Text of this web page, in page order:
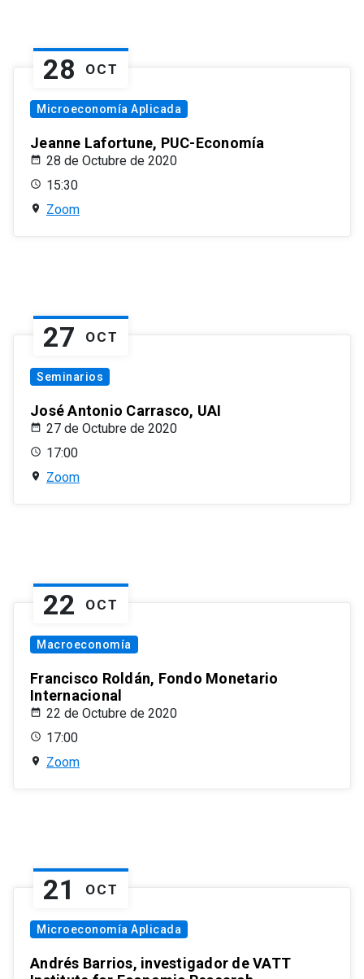
28 OCT
Microeconomía Aplicada
Jeanne Lafortune, PUC-Economía
28 de Octubre de 2020
15:30
Zoom
27 OCT
Seminarios
José Antonio Carrasco, UAI
27 de Octubre de 2020
17:00
Zoom
22 OCT
Macroeconomía
Francisco Roldán, Fondo Monetario
Internacional
22 de Octubre de 2020
17:00
Zoom
21 OCT
Microeconomía Aplicada
Andrés Barrios, investigador de VATT